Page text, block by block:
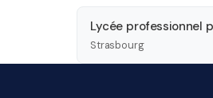
Lycée professionnel
Strasbourg